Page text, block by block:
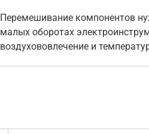
Перемешивание компонентов
малых оборотах
воздухововлечение и